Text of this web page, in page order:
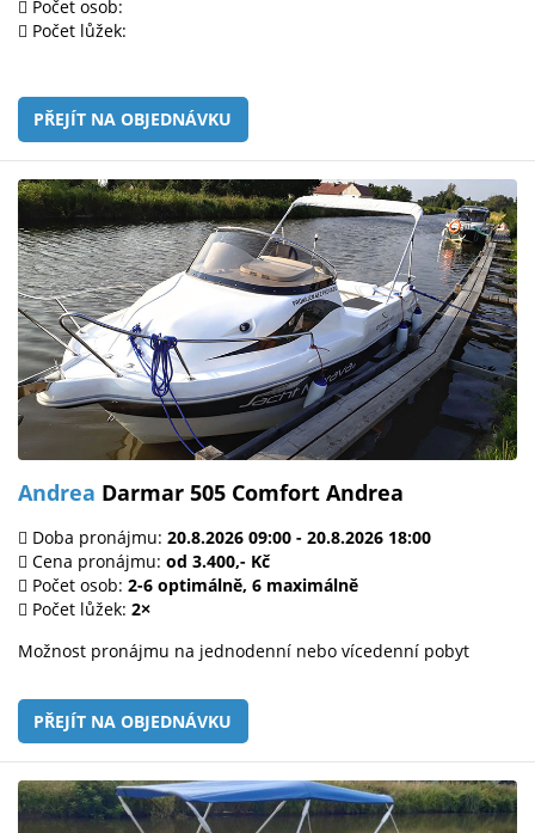
Počet osob:
Počet lůžek:
PŘEJÍT NA OBJEDNÁVKU
Andrea Darmar 505 Comfort Andrea
Doba pronájmu: 20.8.2026 09:00 - 20.8.2026 18:00
Cena pronájmu: od 3.400,- Kč
Počet osob: 2-6 optimálně, 6 maximálně
Počet lůžek: 2×
Možnost pronájmu na jednodenní nebo vícedenní pobyt
PŘEJÍT NA OBJEDNÁVKU